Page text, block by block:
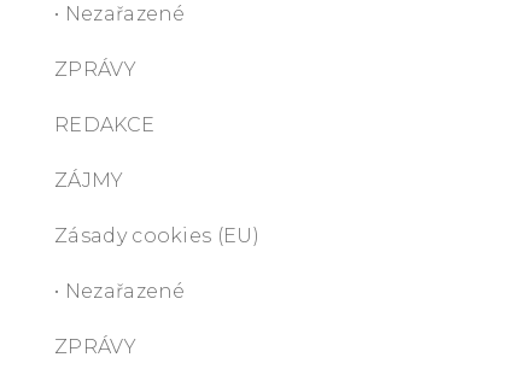
• Nezařazené
ZPRÁVY
REDAKCE
ZÁJMY
Zásady cookies (EU)
• Nezařazené
ZPRÁVY